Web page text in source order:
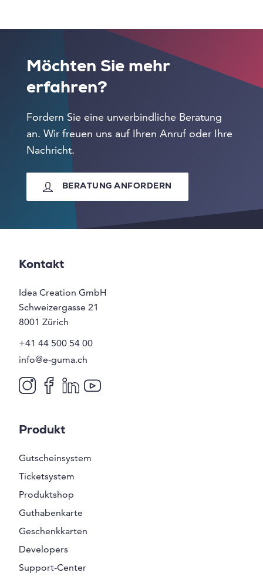
Möchten Sie mehr
erfahren?
Fordern Sie eine unverbindliche Beratung
an. Wir freuen uns auf Ihren Anruf oder Ihre
Nachricht.
BERATUNG ANFORDERN
Kontakt
Idea Creation GmbH
Schweizergasse 21
8001 Zürich
+41 44 500 54 00
info@e-guma.ch
Produkt
Gutscheinsystem
Ticketsystem
Produktshop
Guthabenkarte
Geschenkkarten
Developers
Support-Center